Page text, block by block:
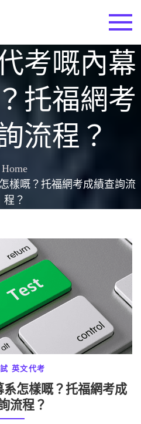
考嘅內幕
托福網考
流程？
Home
樣嘅？托福網考成績查詢流
程？
英文代考
怎樣嘅？托福網考成
流程？